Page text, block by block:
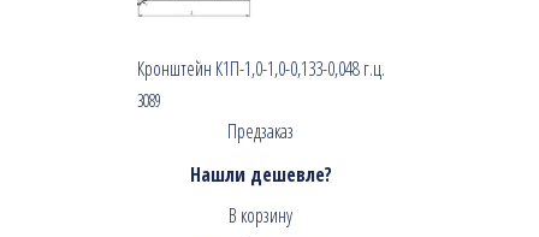
Кронштейн К1П-1,0-1,0-0,133-0,048 г.ц.
3089
Предзаказ
Нашли дешевле?
В корзину